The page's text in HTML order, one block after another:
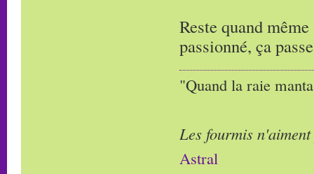
Reste quand
passionné, ça
"Quand la raie
Les fourmis
Astral